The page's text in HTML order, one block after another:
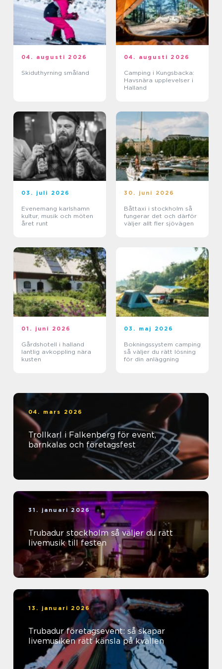
04. augusti 2026
Skiduthyrning småland
04. augusti 2026
Camping i Kungsbacka:
Havsnära upplevelser i
Halland
03. juli 2026
Evenemang karlshamn
kultur, musik och möten
året runt
30. juni 2026
Båttaxi i stockholm så
fungerar det och därför
väljer allt fler sjövägen
01. juni 2026
Gårdshotell i halland
lantlig avkoppling nära
kusten
03. maj 2026
Bokningssystem camping
så väljer du rätt lösning
för din anläggning
04. mars 2026
Trollkarl i Falkenberg för event,
barnkalas och företagsfest
31. januari 2026
Trubadur stockholm så väljer du rätt
livemusik till festen
13. januari 2026
Trubadur företagsevent: så skapar
livemusiken rätt känsla på kvällen